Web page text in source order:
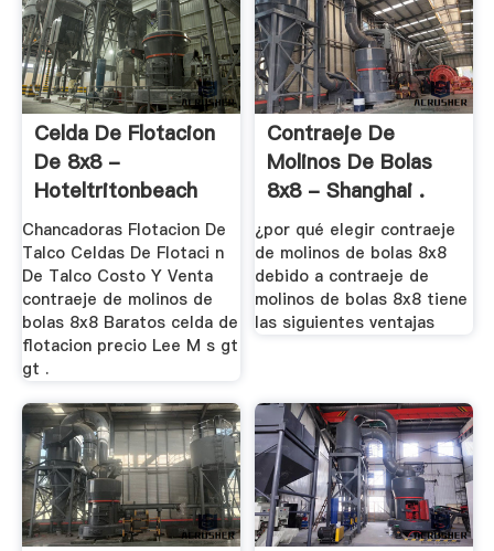
Celda De Flotacion
De 8x8 -
Hoteltritonbeach
Chancadoras Flotacion De
Talco Celdas De Flotaci n
De Talco Costo Y Venta
contraeje de molinos de
bolas 8x8 Baratos celda de
flotacion precio Lee M s gt
gt .
Contraeje De
Molinos De Bolas
8x8 - Shanghai .
¿por qué elegir contraeje
de molinos de bolas 8x8
debido a contraeje de
molinos de bolas 8x8 tiene
las siguientes ventajas